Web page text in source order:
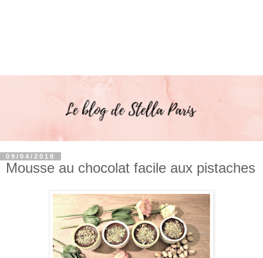
09/04/2018
Mousse au chocolat facile aux pistaches